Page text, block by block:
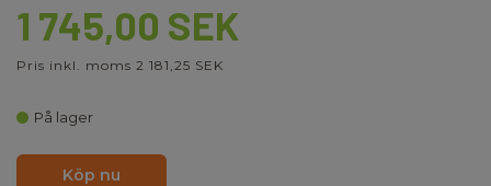
1 745,00 SEK
Pris inkl. moms 2 181,25 SEK
På lager
Köp nu